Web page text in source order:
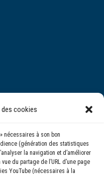
des cookies
nécessaires à son bon
(génération des statistiques
la navigation et d’améliorer
du partage de l’URL d’une page
YouTube (nécessaires à la